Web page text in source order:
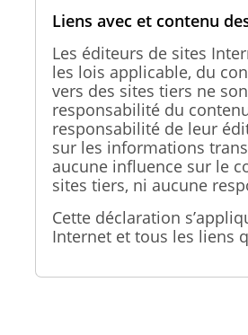
Liens avec et contenu
Les éditeurs de sites
les lois applicable, du
vers des sites tiers ne
responsabilité du
responsabilité de leur
sur les informations
aucune influence sur le
sites tiers, ni aucune
Cette déclaration
Internet et tous les liens